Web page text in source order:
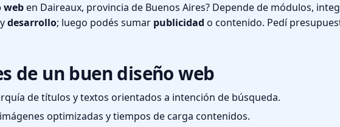
weben Daireaux, provincia de Buenos Aires? Depende de módulos,
ydesarrollo; luego podés sumar publicidad o contenido. Pedí
de un buen diseño web
de títulos y textos orientados a intención de búsqueda.
optimizadas y tiempos de carga contenidos.